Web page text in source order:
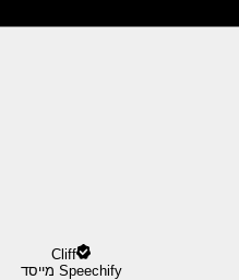
Cliff
מייסד Speechify